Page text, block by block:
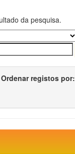
da pesquisa.
Ordenar registos por: